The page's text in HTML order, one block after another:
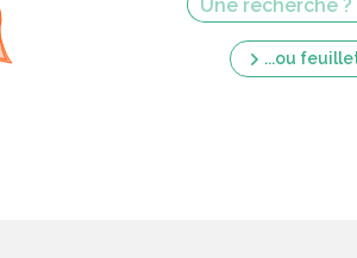
...ou